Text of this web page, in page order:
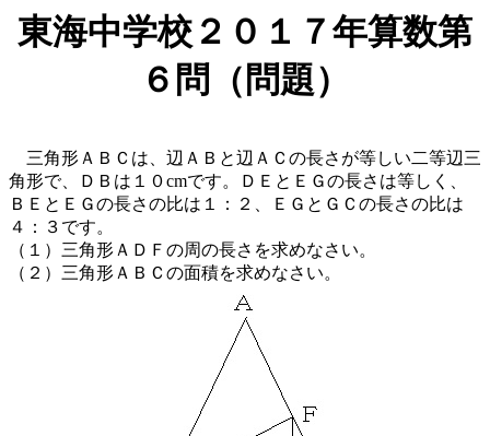
東海中学校２０１７年算数第
６問（問題）
三角形ＡＢＣは、辺ＡＢと辺ＡＣの長さが等しい二等辺三
角形で、ＤＢは１０cmです。ＤＥとＥＧの長さは等しく、
ＢＥとＥＧの長さの比は１：２、ＥＧとＧＣの長さの比は
４：３です。
（１）三角形ＡＤＦの周の長さを求めなさい。
（２）三角形ＡＢＣの面積を求めなさい。